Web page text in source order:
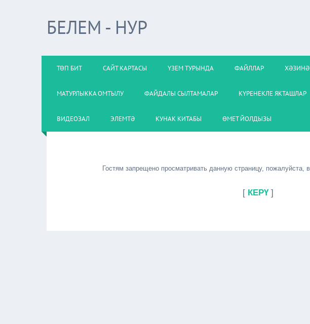
БЕЛЕМ - НУР
ТӨП БИТ САЙТ КАРТАСЫ ҮЗЕМ ТУРЫНДА ФАЙЛЛАР ХӘЗИНӘ
МАТУРЛЫККА ОМТЫЛУ ФАЙДАЛЫ СЫЛТАМАЛАР КҮРЕНЕКЛЕ ЯКТАШЛАР
ВИДЕОЗАЛ ЭЛЕМТӘ КУНАК КИТАБЫ ӨМЕТ ЙОЛДЫЗЫ
Гостям запрещено просматривать данную страницу, пожалуйста,
[ КЕРҮ]